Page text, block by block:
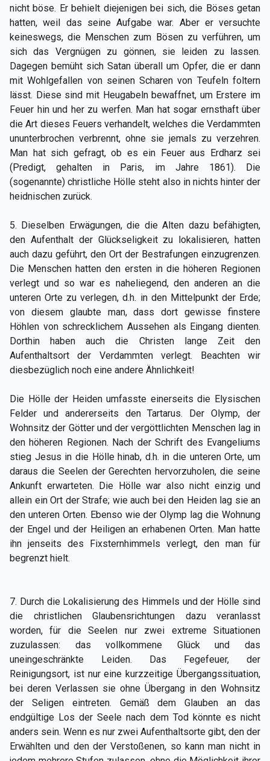
nicht böse. Er behielt diejenigen bei sich, die Böses getan
hatten, weil das seine Aufgabe war. Aber er versuchte
keineswegs, die Menschen zum Bösen zu verführen, um
sich das Vergnügen zu gönnen, sie leiden zu lassen.
Dagegen bemüht sich Satan überall um Opfer, die er dann
mit Wohlgefallen von seinen Scharen von Teufeln foltern
lässt. Diese sind mit Heugabeln bewaffnet, um Erstere im
Feuer hin und her zu werfen. Man hat sogar ernsthaft über
die Art dieses Feuers verhandelt, welches die Verdammten
ununterbrochen verbrennt, ohne sie jemals zu verzehren.
Man hat sich gefragt, ob es ein Feuer aus Erdharz sei
(Predigt, gehalten in Paris, im Jahre 1861). Die
(sogenannte) christliche Hölle steht also in nichts hinter der
heidnischen zurück.
5. Dieselben Erwägungen, die die Alten dazu befähigten,
den Aufenthalt der Glückseligkeit zu lokalisieren, hatten
auch dazu geführt, den Ort der Bestrafungen einzugrenzen.
Die Menschen hatten den ersten in die höheren Regionen
verlegt und so war es naheliegend, den anderen an die
unteren Orte zu verlegen, d.h. in den Mittelpunkt der Erde;
von diesem glaubte man, dass dort gewisse finstere
Höhlen von schrecklichem Aussehen als Eingang dienten.
Dorthin haben auch die Christen lange Zeit den
Aufenthaltsort der Verdammten verlegt. Beachten wir
diesbezüglich noch eine andere Ähnlichkeit!
Die Hölle der Heiden umfasste einerseits die Elysischen
Felder und andererseits den Tartarus. Der Olymp, der
Wohnsitz der Götter und der vergöttlichten Menschen lag in
den höheren Regionen. Nach der Schrift des Evangeliums
stieg Jesus in die Hölle hinab, d.h. in die unteren Orte, um
daraus die Seelen der Gerechten hervorzuholen, die seine
Ankunft erwarteten. Die Hölle war also nicht einzig und
allein ein Ort der Strafe; wie auch bei den Heiden lag sie an
den unteren Orten. Ebenso wie der Olymp lag die Wohnung
der Engel und der Heiligen an erhabenen Orten. Man hatte
ihn jenseits des Fixsternhimmels verlegt, den man für
begrenzt hielt.
7. Durch die Lokalisierung des Himmels und der Hölle sind
die christlichen Glaubensrichtungen dazu veranlasst
worden, für die Seelen nur zwei extreme Situationen
zuzulassen: das vollkommene Glück und das
uneingeschränkte Leiden. Das Fegefeuer, der
Reinigungsort, ist nur eine kurzzeitige Übergangssituation,
bei deren Verlassen sie ohne Übergang in den Wohnsitz
der Seligen eintreten. Gemäß dem Glauben an das
endgültige Los der Seele nach dem Tod könnte es nicht
anders sein. Wenn es nur zwei Aufenthaltsorte gibt, den der
Erwählten und den der Verstoßenen, so kann man nicht in